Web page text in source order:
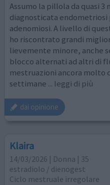
Assumo la pillola da quasi 3
diagnosticata
adenomiosi. A livello di
ho riscontrato grandi
lievemente minore, anche
blocco alternati ad altri di
mestruazioni ancora molto
settimane ... leggi di più
dai opinione
Klaira
14/03/2026 | Donna | 35
estradiolo / dienogest
Ciclo mestruale irregolare